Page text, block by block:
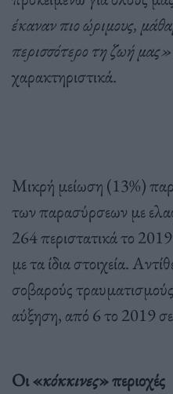
έκαναν πιο ώριμους,
περισσότερο τη ζωή μας»
χαρακτηριστικά.
Μικρή μείωση (13%)
των παρασύρσεων με
264 περιστατικά το
με τα ίδια στοιχεία.
σοβαρούς
αύξηση, από 6 το 2019
Οι «κόκκινες» περιοχές